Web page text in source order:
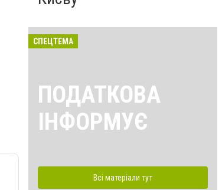
СПЕЦТЕМА
ПОДАТКОВА
ІНФОРМУЄ
Всі матеріали тут